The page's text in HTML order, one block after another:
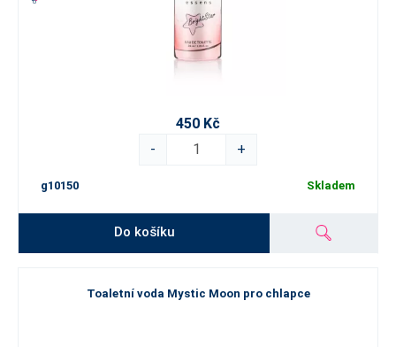
450 Kč
-
+
g10150 Skladem
Do košíku
Toaletní voda Mystic Moon pro chlapce